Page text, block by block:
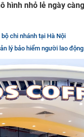
hình nhỏ lẻ ngày
chi nhánh tại Hà Nội
lý bảo hiểm người lao